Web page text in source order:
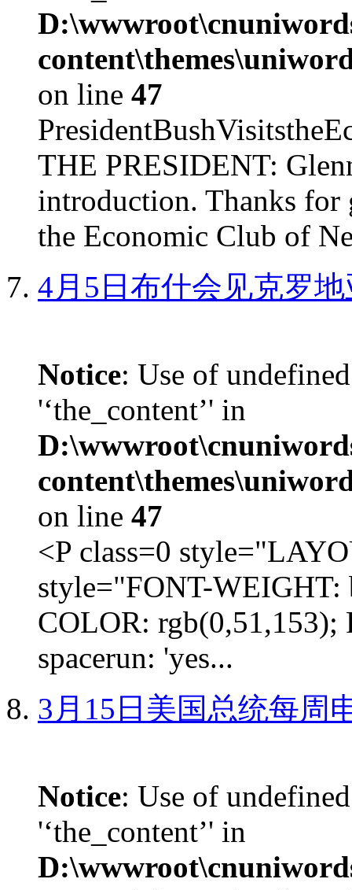
on line 47
THE PRESIDENT:
introduction. Thanks for
the Economic Club of
4月5日布什会见克罗
Notice: Use of
'‘the_content’' in
on line 47
<P class=0
style="FONT-
COLOR:
spacerun: 'yes...
3月15日美国总统每周
Notice: Use of
'‘the_content’' in